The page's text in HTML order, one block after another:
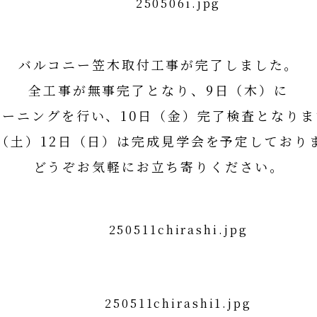
バルコニー笠木取付工事が完了しました。
全工事が無事完了となり、9日（木）に
ニングを行い、10日（金）完了検査となりま
土）12日（日）は完成見学会を予定しており
どうぞお気軽にお立ち寄りください。